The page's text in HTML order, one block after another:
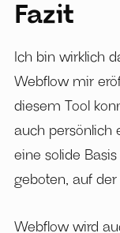
Fazit
Ich bin wirklich
Webflow mir
diesem Tool
auch persönlich
eine solide
geboten, auf
Webflow wird